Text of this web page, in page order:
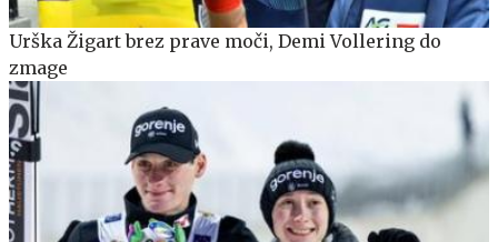
Urška Žigart brez prave moči, Demi Vollering do
zmage